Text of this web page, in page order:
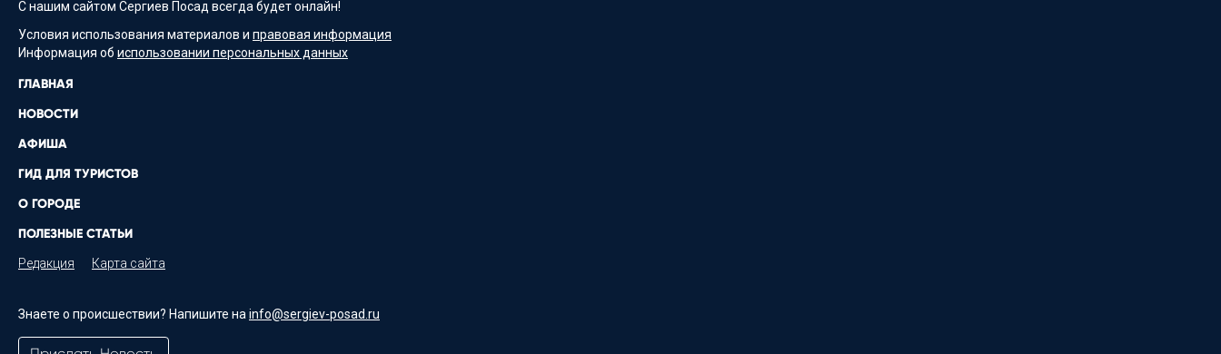
С нашим сайтом Сергиев Посад всегда будет онлайн!
Условия использования материалов и правовая информация
Информация об использовании персональных данных
ГЛАВНАЯ
НОВОСТИ
АФИША
ГИД ДЛЯ ТУРИСТОВ
О ГОРОДЕ
ПОЛЕЗНЫЕ СТАТЬИ
Редакция Карта сайта
Знаете о происшествии? Напишите на info@sergiev-posad.ru